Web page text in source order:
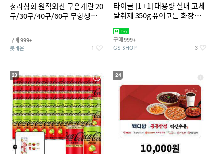
청라상회 원적외선 구운계란 20
구/30구/40구/60구 무항생제
구매 999+
롯데온 1
타이글 [1 +1] 대용량 실내 고체
탈취제 350g 퓨어코튼 화장실
구매 999+
GS SHOP 3
23 24